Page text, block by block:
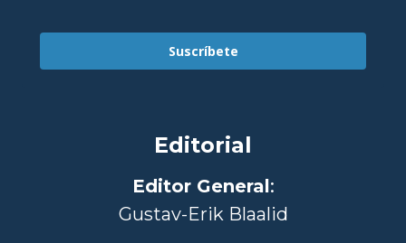
Suscríbete
Editorial
Editor General:
Gustav-Erik Blaalid